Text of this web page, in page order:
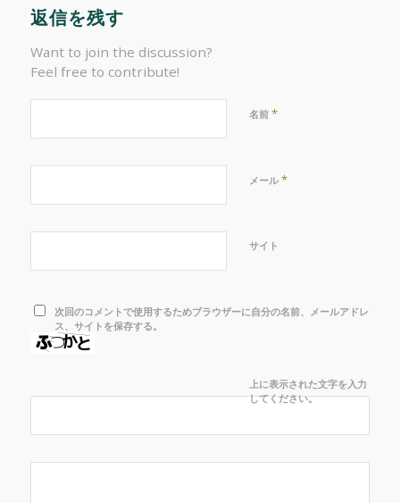
返信を残す
Want to join the discussion?
Feel free to contribute!
名前 *
メール *
サイト
次回のコメントで使用するためブラウザーに自分の名前、メールアドレ
ス、サイトを保存する。
上に表示された文字を入力
してください。